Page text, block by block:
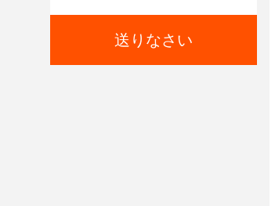
送りなさい